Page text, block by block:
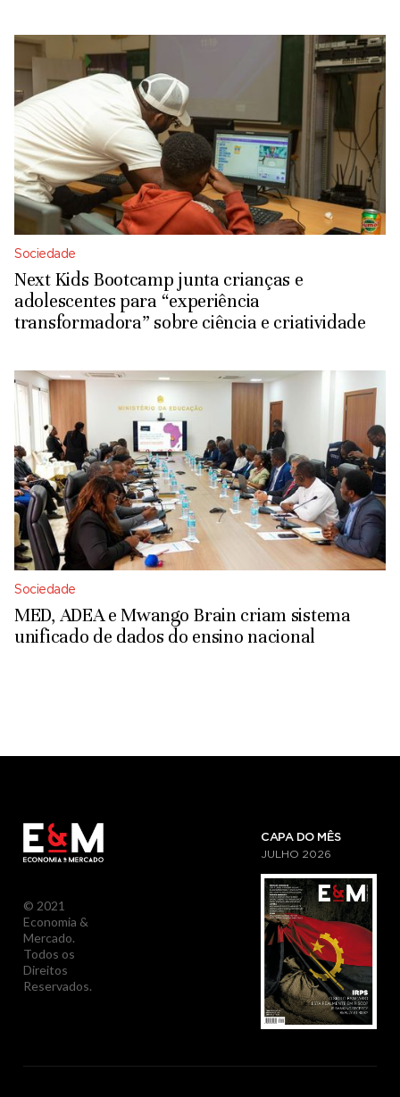
Sociedade
Next Kids Bootcamp junta crianças e
adolescentes para “experiência
transformadora” sobre ciência e criatividade
Sociedade
MED, ADEA e Mwango Brain criam sistema
unificado de dados do ensino nacional
© 2021
Economia &
Mercado.
Todos os
Direitos
Reservados.
CAPA DO MÊS
JULHO 2026